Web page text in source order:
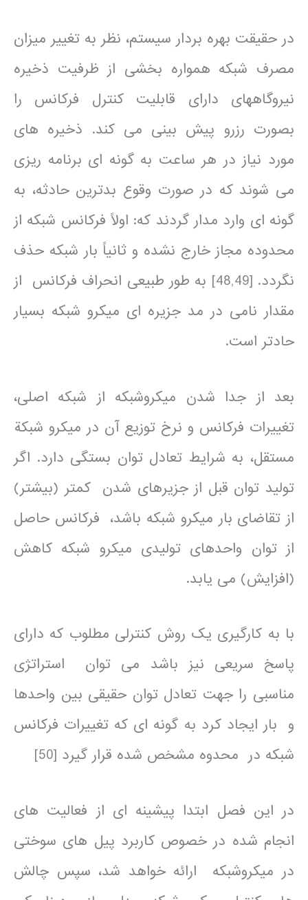
در حقیقت بهره بردار سیستم، نظر به تغییر میزان
مصرف شبکه همواره بخشی از ظرفیت ذخیره
نیروگاه­های دارای قابلیت کنترل فرکانس را
بصورت رزرو پیش بینی می کند. ذخیره های
مورد نیاز در هر ساعت به گونه ای برنامه ریزی
می شوند که در صورت وقوع بدترین حادثه، به
گونه ای وارد مدار گردند که: اولاً فرکانس شبکه از
محدوده مجاز خارج نشده و ثانیاً بار شبکه حذف
نگردد. [48,49] به طور طبیعی انحراف فرکانس از
مقدار نامی در مد جزیره ای میکرو شبکه بسیار
حادتر است.
بعد از جدا شدن میکروشبکه از شبکه اصلی،
تغییرات فرکانس و نرخ توزیع آن در میکرو شبکة
مستقل، به شرایط تعادل توان بستگی دارد. اگر
تولید توان قبل از جزیره­ای شدن کمتر (بیشتر)
از تقاضای بار میکرو شبکه باشد، فرکانس حاصل
از توان واحدهای تولیدی میکرو شبکه کاهش
(افزایش) می یابد.
با به کارگیری یک روش کنترلی مطلوب که دارای
پاسخ سریعی نیز باشد می توان استراتژی
مناسبی را جهت تعادل توان حقیقی بین واحدها
و بار ایجاد کرد به گونه ای که تغییرات فرکانس
شبکه در محدوه مشخص شده قرار گیرد [50]
در این فصل ابتدا پیشینه ای از فعالیت های
انجام شده در خصوص کاربرد پیل های سوختی
در میکروشبکه ارائه خواهد شد، سپس چالش